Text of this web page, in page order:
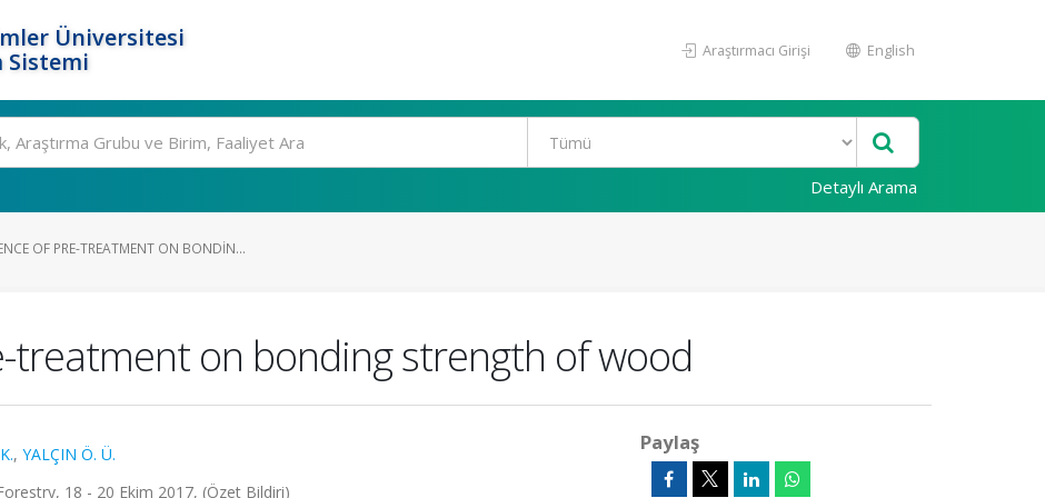
Üniversitesi
Sistemi
Araştırmacı Girişi English
Detaylı Arama
OF PRE-TREATMENT ON BONDIN...
treatment on bonding strength of wood
, YALÇIN Ö. Ü.
18 - 20 Ekim 2017, (Özet Bildiri)
Paylaş